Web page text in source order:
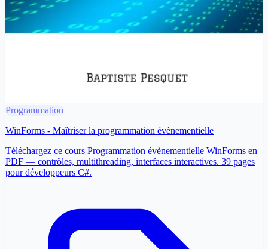
Programmation
WinForms - Maîtriser la programmation évènementielle
Téléchargez ce cours Programmation évènementielle WinForms en
PDF — contrôles, multithreading, interfaces interactives. 39 pages
pour développeurs C#.